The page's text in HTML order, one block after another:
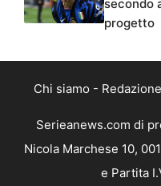
secondo
progetto
Chi siamo - Redazione
Serieanews.com di
Nicola Marchese 10,
e Partita